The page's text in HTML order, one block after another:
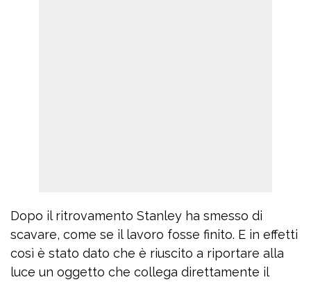
Dopo il ritrovamento Stanley ha smesso di
scavare, come se il lavoro fosse finito. E in effetti
così è stato dato che è riuscito a riportare alla
luce un oggetto che collega direttamente il